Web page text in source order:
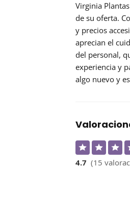
Virginia
de su oferta.
y precios
aprecian el
del personal,
experiencia y
algo nuevo y
4.7 (15